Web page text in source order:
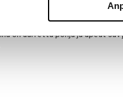
Ja eritoten
astiastolle 1960-luvulta.
on uurrettu pohja ja upeat